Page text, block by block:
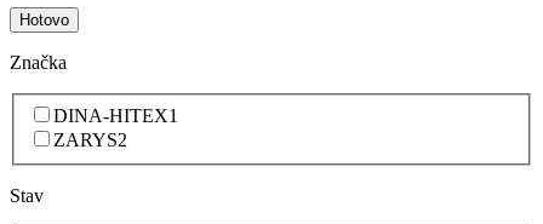
Hotovo
Značka
DINA-HITEX1
ZARYS2
Stav